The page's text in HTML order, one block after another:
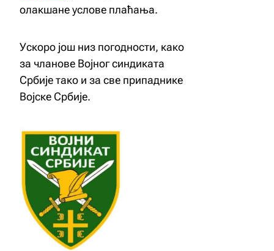
олакшане услове плаћања.
Ускоро још низ погодности, како
за чланове Војног синдиката
Србије тако и за све припаднике
Војске Србије.